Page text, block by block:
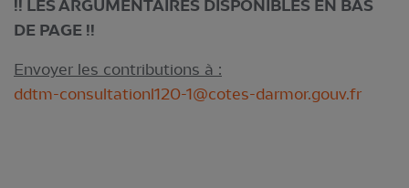
!! LES ARGUMENTAIRES DISPONIBLES EN BAS
DE PAGE !!
Envoyer les contributions à :
ddtm-consultationl120-1@cotes-darmor.gouv.fr